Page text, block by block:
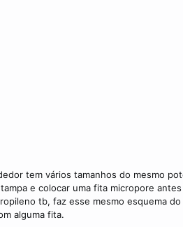
tem vários tamanhos do mesmo
e colocar uma fita micropore
tb, faz esse mesmo esquema
alguma fita.